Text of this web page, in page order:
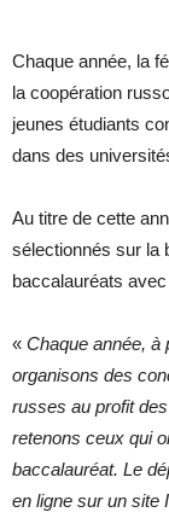
Chaque année, la
la coopération
jeunes étudiants
dans des
Au titre de cette
sélectionnés sur la
baccalauréats
« Chaque année, à
organisons des
russes au profit
retenons ceux qui
baccalauréat. Le
en ligne sur un site